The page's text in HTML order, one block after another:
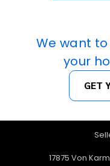
We want
your
GET
17875 Von